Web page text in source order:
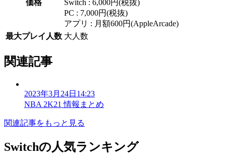
価格
Switch : 6,000円(税抜)
PC : 7,000円(税抜)
アプリ : 月額600円(AppleArcade)
最大プレイ人数 大人数
関連記事
2023年3月24日14:23
NBA 2K21 情報まとめ
関連記事をもっと見る
Switchの人気ランキング